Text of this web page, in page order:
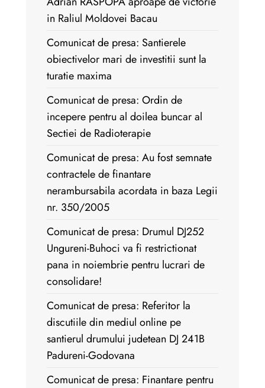
in Raliul Moldovei Bacau
Comunicat de presa: Santierele
obiectivelor mari de investitii sunt la
turatie maxima
Comunicat de presa: Ordin de
incepere pentru al doilea buncar al
Sectiei de Radioterapie
Comunicat de presa: Au fost semnate
contractele de finantare
nerambursabila acordata in baza Legii
nr. 350/2005
Comunicat de presa: Drumul DJ252
Ungureni-Buhoci va fi restrictionat
pana in noiembrie pentru lucrari de
consolidare!
Comunicat de presa: Referitor la
discutiile din mediul online pe
santierul drumului judetean DJ 241B
Padureni-Godovana
Comunicat de presa: Finantare pentru